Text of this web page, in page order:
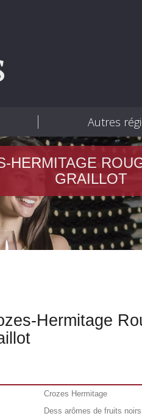
Autres
HERMITAGE
GRAILLOT
Hermitage
Crozes Hermitage
Dess arômes de fruits